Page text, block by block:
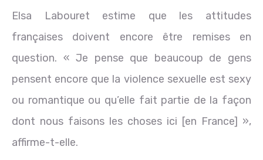
Elsa Labouret estime que les attitudes
françaises doivent encore être remises en
question. « Je pense que beaucoup de gens
pensent encore que la violence sexuelle est sexy
ou romantique ou qu’elle fait partie de la façon
dont nous faisons les choses ici [en France] »,
affirme-t-elle.